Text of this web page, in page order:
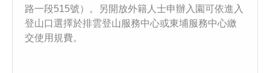
路一段515號）。另開放外籍人士申辦入園可依進入
登山口選擇於排雲登山服務中心或東埔服務中心繳
交使用規費。